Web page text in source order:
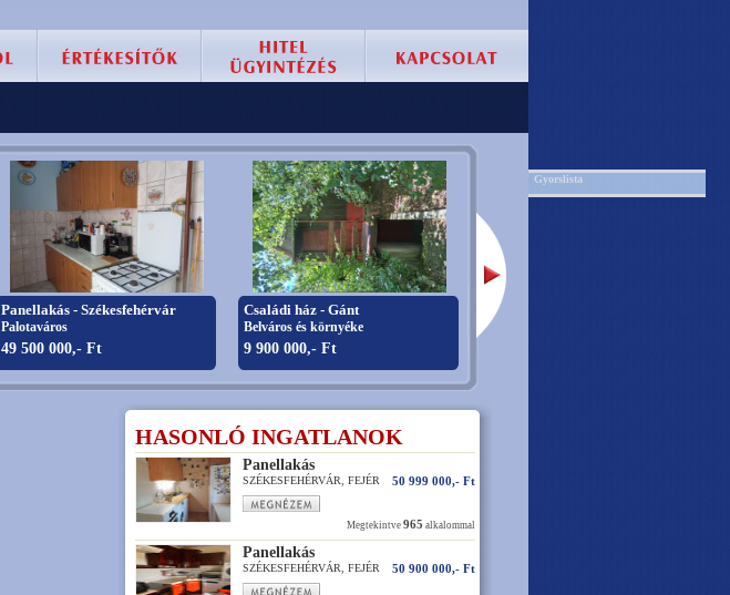
Panellakás - Székesfehérvár
Palotaváros
49 500 000,- Ft
Családi ház - Gánt
Belváros és környéke
9 900 000,- Ft
HASONLÓ INGATLANOK
Panellakás
50 999 000,- Ft
SZÉKESFEHÉRVÁR, FEJÉR
Megtekintve 965 alkalommal
Panellakás
50 900 000,- Ft
SZÉKESFEHÉRVÁR, FEJÉR
Gyorslista